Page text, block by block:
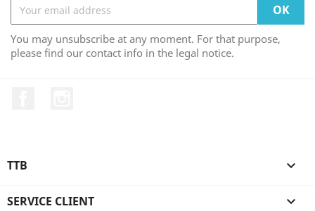
You may unsubscribe at any moment. For that purpose,
please find our contact info in the legal notice.
TTB 
SERVICE CLIENT 